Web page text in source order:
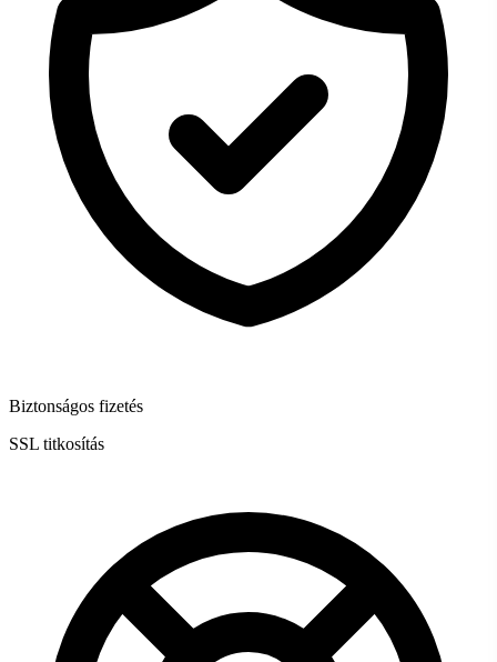
Biztonságos fizetés
SSL titkosítás